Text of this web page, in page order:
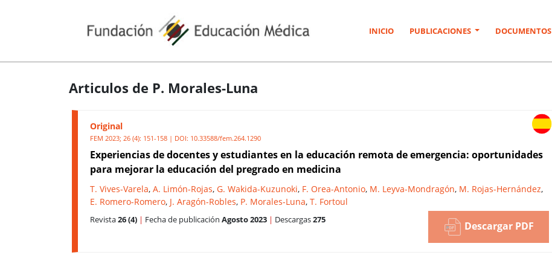
INICIO PUBLICACIONES DOCUMENTOS
Articulos de P. Morales-Luna
Original
FEM 2023; 26 (4): 151-158 | DOI: 10.33588/fem.264.1290
Experiencias de docentes y estudiantes en la educación remota de emergencia: oportunidades
para mejorar la educación del pregrado en medicina
T. Vives-Varela, A. Limón-Rojas, G. Wakida-Kuzunoki, F. Orea-Antonio, M. Leyva-Mondragón, M. Rojas-Hernández,
E. Romero-Romero, J. Aragón-Robles, P. Morales-Luna, T. Fortoul
Revista26 (4) | Fecha de publicación Agosto 2023 | Descargas275 Descargar PDF